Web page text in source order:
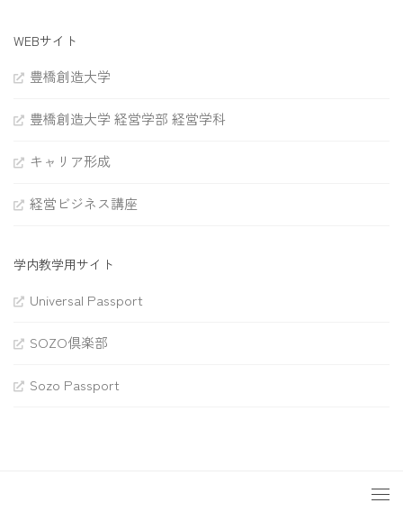
WEBサイト
豊橋創造大学
豊橋創造大学 経営学部 経営学科
キャリア形成
経営ビジネス講座
学内教学用サイト
Universal Passport
SOZO倶楽部
Sozo Passport